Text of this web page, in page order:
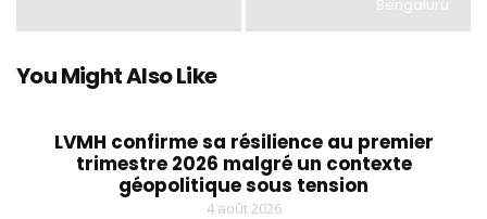
Bengaluru
You Might Also Like
LVMH confirme sa résilience au premier
trimestre 2026 malgré un contexte
géopolitique sous tension
4 août 2026